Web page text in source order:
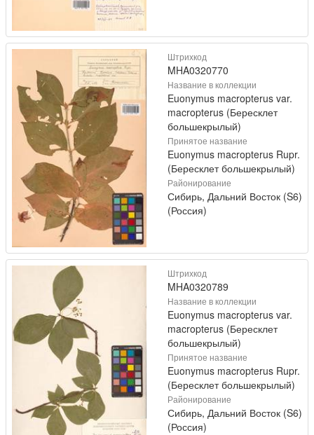
Штрихкод
MHA0320770
Название в коллекции
Euonymus macropterus var.
macropterus (Бересклет
большекрылый)
Принятое название
Euonymus macropterus Rupr.
(Бересклет большекрылый)
Районирование
Сибирь, Дальний Восток (S6)
(Россия)
Штрихкод
MHA0320789
Название в коллекции
Euonymus macropterus var.
macropterus (Бересклет
большекрылый)
Принятое название
Euonymus macropterus Rupr.
(Бересклет большекрылый)
Районирование
Сибирь, Дальний Восток (S6)
(Россия)